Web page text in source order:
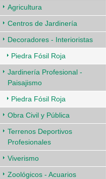
Agricultura
Centros de Jardinería
Decoradores - Interioristas
Piedra Fósil Roja
Jardinería Profesional -
Paisajismo
Piedra Fósil Roja
Obra Civil y Pública
Terrenos Deportivos
Profesionales
Viverismo
Zoológicos - Acuarios